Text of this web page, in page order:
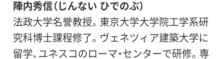
陣内秀信（じんない ひでのぶ）
法政大学名誉教授。東京大学大学院工学系研
究科博士課程修了。ヴェネツィア建築大学に
留学、ユネスコのローマ・センターで研修。専